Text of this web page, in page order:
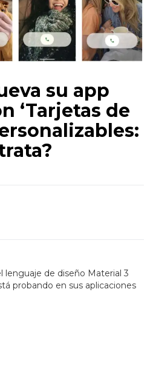
su app
‘Tarjetas de
lenguaje de diseño Material 3
probando en sus aplicaciones